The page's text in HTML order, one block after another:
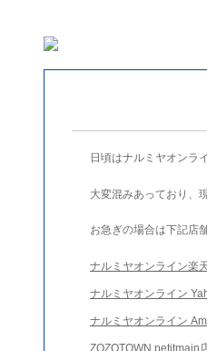
日頃はナルミヤオンラ
大変混みあっており、
お急ぎの場合は下記店
ナルミヤオンライン楽
ナルミヤオンライン
ナルミヤオンライン
ZOZOTOWN petitmain